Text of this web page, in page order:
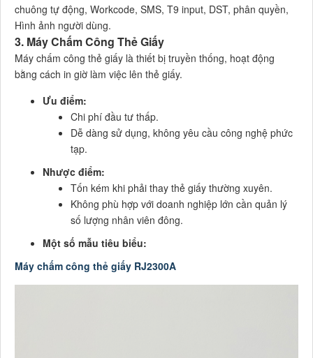
chuông tự động, Workcode, SMS, T9 input, DST, phân quyền,
Hình ảnh người dùng.
3. Máy Chấm Công Thẻ Giấy
Máy chấm công thẻ giấy là thiết bị truyền thống, hoạt động
bằng cách in giờ làm việc lên thẻ giấy.
Ưu điểm:
Chi phí đầu tư thấp.
Dễ dàng sử dụng, không yêu cầu công nghệ phức
tạp.
Nhược điểm:
Tốn kém khi phải thay thẻ giấy thường xuyên.
Không phù hợp với doanh nghiệp lớn cần quản lý
số lượng nhân viên đông.
Một số mẫu tiêu biểu:
Máy chấm công thẻ giấy RJ2300A